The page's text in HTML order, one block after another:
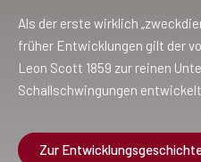
Als der erste wirklich
früher Entwicklungen gilt der
Leon Scott 1859 zur reinen
Schallschwingungen
Zur